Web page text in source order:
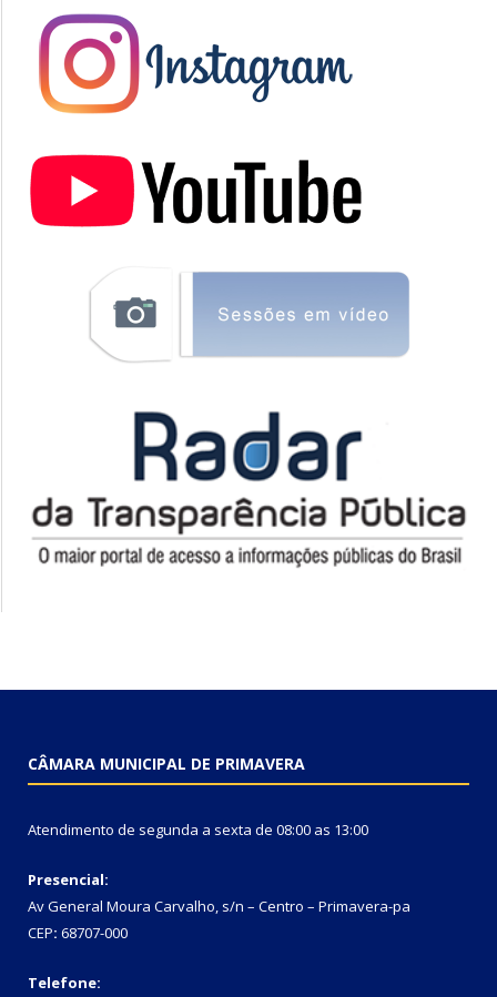
CÂMARA MUNICIPAL DE PRIMAVERA
Atendimento de segunda a sexta de 08:00 as 13:00
Presencial:
Av General Moura Carvalho, s/n – Centro – Primavera-pa
CEP: 68707-000
Telefone: